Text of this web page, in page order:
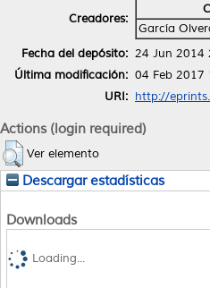
Creadores:
García
Fecha del depósito: 24 Jun 2014
Última modificación: 04 Feb 2017
URI: http://
Actions (login required)
Ver elemento
Descargar estadísticas
Downloads
Loading...